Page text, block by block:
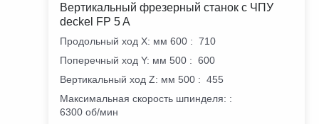
Вертикальный фрезерный станок с ЧПУ
deckel FP 5 A
Продольный ход X: мм 600 : 710
Поперечный ход Y: мм 500 : 600
Вертикальный ход Z: мм 500 : 455
Максимальная скорость шпинделя: :
6300 об/мин